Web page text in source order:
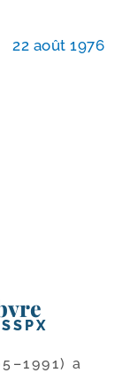
22 août 1976
a